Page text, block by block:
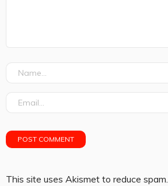
This site uses Akismet to reduce spam.